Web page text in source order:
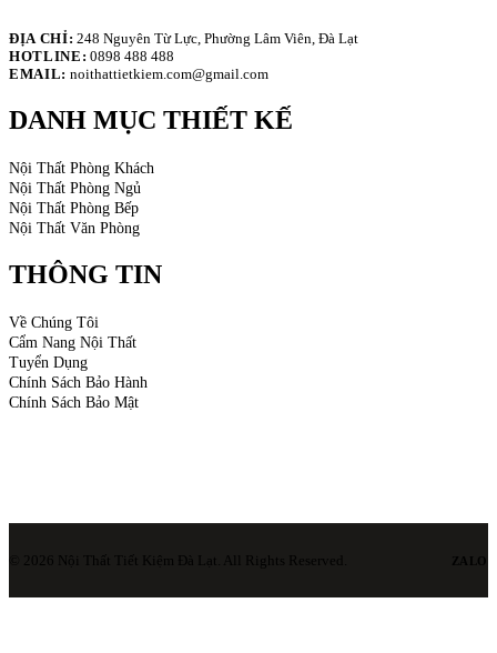
ĐỊA CHỈ: 248 Nguyên Từ Lực, Phường Lâm Viên, Đà Lạt
HOTLINE: 0898 488 488
EMAIL: noithattietkiem.com@gmail.com
DANH MỤC THIẾT KẾ
Nội Thất Phòng Khách
Nội Thất Phòng Ngủ
Nội Thất Phòng Bếp
Nội Thất Văn Phòng
THÔNG TIN
Về Chúng Tôi
Cẩm Nang Nội Thất
Tuyển Dụng
Chính Sách Bảo Hành
Chính Sách Bảo Mật
© 2026 Nội Thất Tiết Kiệm Đà Lạt. All Rights Reserved. ZALO